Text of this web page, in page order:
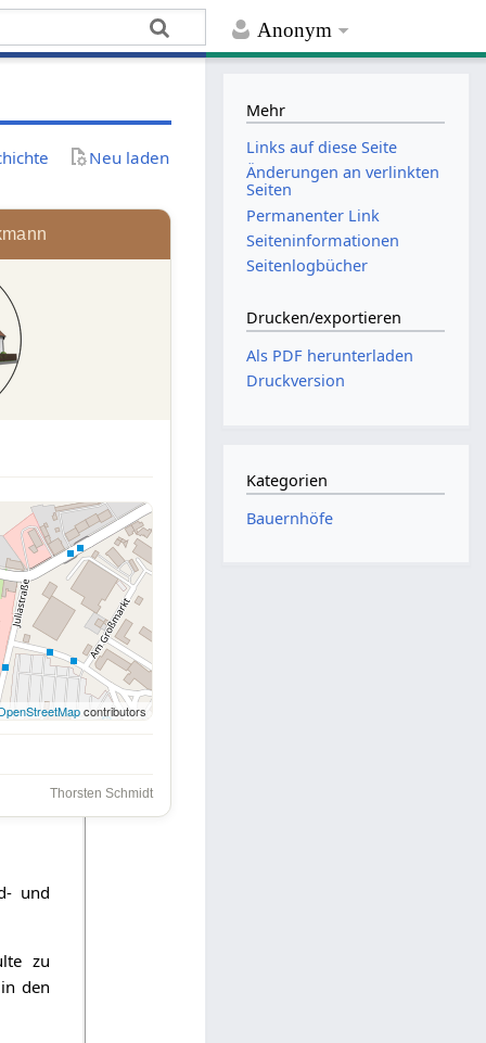
Anonym
Neu laden
contributors
Thorsten Schmidt
und
zu
den
Mehr
Links auf diese Seite
Änderungen an verlinkten
Seiten
Permanenter Link
Seiten­­informationen
Seitenlogbücher
Drucken/­exportieren
Als PDF herunterladen
Druckversion
Kategorien
Bauernhöfe